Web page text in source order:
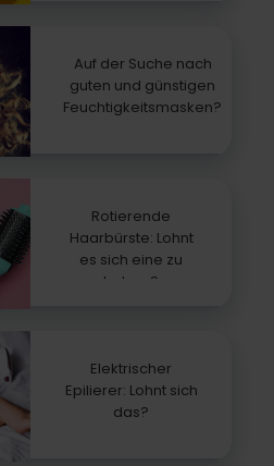
Auf der Suche nach
guten und günstigen
Feuchtigkeitsmasken?
Rotierende
Haarbürste: Lohnt
es sich eine zu
haben?
Elektrischer
Epilierer: Lohnt sich
das?